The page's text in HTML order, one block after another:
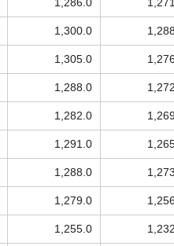
1,300.0
1,305.0
1,288.0
1,282.0
1,291.0
1,288.0
1,279.0
1,255.0